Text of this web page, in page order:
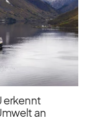
erkennt
an